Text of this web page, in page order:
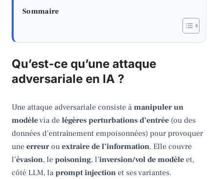
Sommaire
Qu’est-ce qu’une attaque
adversariale en IA ?
Une attaque adversariale consiste à manipuler un
modèlevia de légères perturbations d’entrée (ou des
données d’entraînement empoisonnées) pour provoquer
une erreur ou extraire de l’information. Elle couvre
l’évasion, le poisoning, l’inversion/vol de modèle et,
côté LLM, la prompt injection et ses variantes.